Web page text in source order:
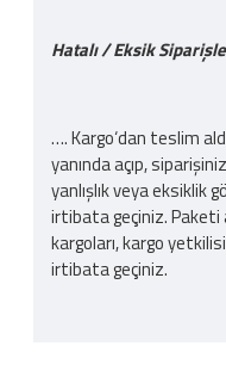
Hatalı / Eksik
…. Kargo‘dan teslim
yanında açıp,
yanlışlık veya eksiklik
irtibata geçiniz. Paketi
kargoları, kargo
irtibata geçiniz.